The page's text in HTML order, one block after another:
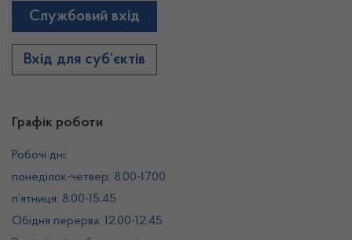
Графік роботи
Робочі дні:
понеділок-четвер: 8.00-17.00
п’ятниця: 8.00-15.45
Обідня перерва: 12.00-12.45
Службовий вхід
Вхід для суб’єктів